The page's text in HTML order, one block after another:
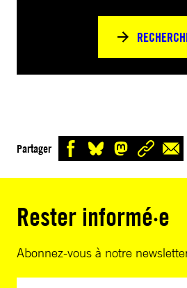
Partager
Rester informé·e
Abonnez-vous à notre